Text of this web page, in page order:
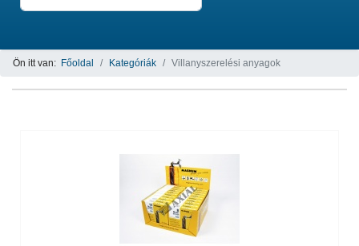
Ön itt van: Főoldal Kategóriák Villanyszerelési anyagok